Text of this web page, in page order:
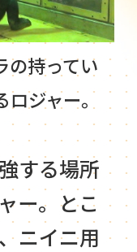
の持ってい
ロジャー。
する場所
ー。とこ
ニイニ用